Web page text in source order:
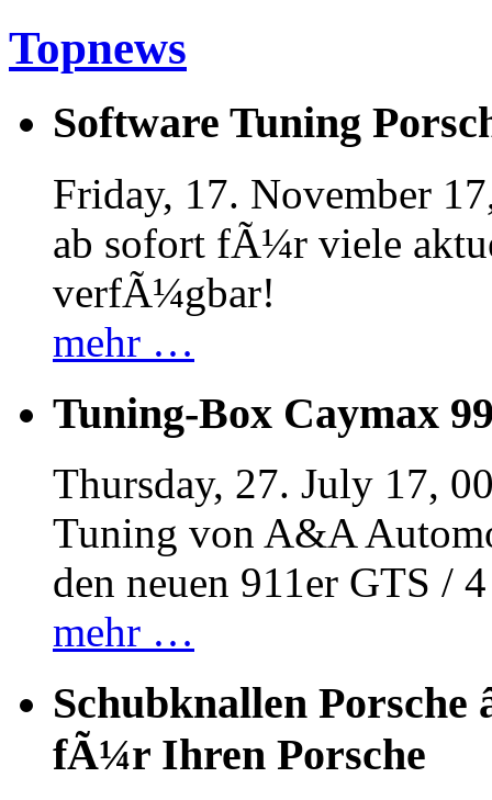
Topnews
Software Tuning
Friday, 17. November
ab sofort fÃ¼r viele
verfÃ¼gbar!
mehr …
Tuning-Box Caymax
Thursday, 27. July 17,
Tuning von A&A
den neuen 911er GTS /
mehr …
Schubknallen Porsche
fÃ¼r Ihren Porsche